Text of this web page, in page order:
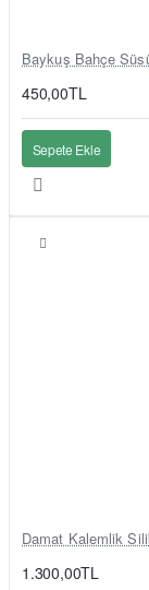
Baykuş Bahçe
450,00TL
Sepete Ekle
Damat Kalemlik
1.300,00TL